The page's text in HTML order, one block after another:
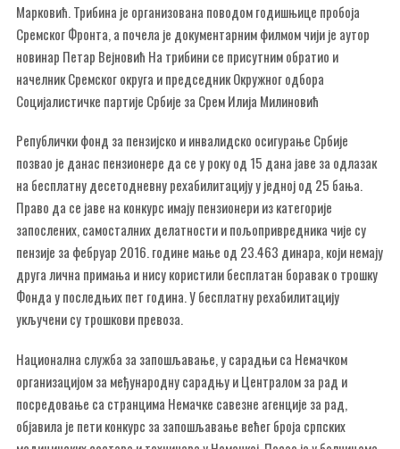
Марковић. Трибина је организована поводом годишњице пробоја
Сремског Фронта, а почела је документарним филмом чији је аутор
новинар Петар Вејновић На трибини се присутним обратио и
начелник Сремског округа и председник Окружног одбора
Социјалистичке партије Србије за Срем Илија Милиновић
Републички фонд за пензијско и инвалидско осигурање Србије
позвао је данас пензионере да се у року од 15 дана јаве за одлазак
на бесплатну десетодневну рехабилитацију у једној од 25 бања.
Право да се јаве на конкурс имају пензионери из категорије
запослених, самосталних делатности и пољопривредника чије су
пензије за фебруар 2016. године мање од 23.463 динара, који немају
друга лична примања и нису користили бесплатан боравак о трошку
Фонда у последњих пет година. У бесплатну рехабилитацију
укључени су трошкови превоза.
Национална служба за запошљавање, у сарадњи са Немачком
организацијом за међународну сарадњу и Централом за рад и
посредовање са странцима Немачке савезне агенције за рад,
објавила је пети конкурс за запошљавање већег броја српских